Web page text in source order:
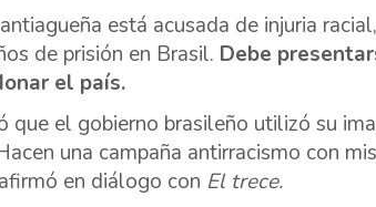
está acusada de injuria
de prisión en Brasil. Debe
el país.
que el gobierno brasileño utilizó su
una campaña antirracismo con
en diálogo con El trece.